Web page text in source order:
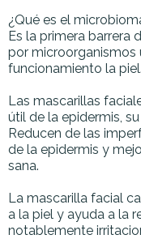
¿Qué es el
Es la primera barrera
por microorganismos
funcionamiento la piel.
Las mascarillas
útil de la epidermis,
Reducen de las
de la epidermis y
sana.
La mascarilla facial
a la piel y ayuda a la
notablemente